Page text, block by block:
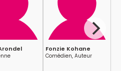
Fonzie Kohane
Comédien, Auteur